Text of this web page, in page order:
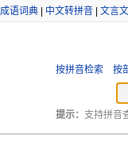
成语词典| 中文转拼音| 文言
按拼音检索 按
提示： 支持拼音